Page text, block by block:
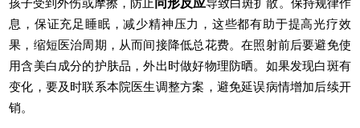
孩子受到外伤或摩擦，防止 同形反应导致白斑扩散。保持规律作
息，保证充足睡眠，减少精神压力，这些都有助于提高光疗效
果，缩短医治周期，从而间接降低总花费。在照射前后要避免使
用含美白成分的护肤品，外出时做好物理防晒。如果发现白斑有
变化，要及时联系本院医生调整方案，避免延误病情增加后续开
销。